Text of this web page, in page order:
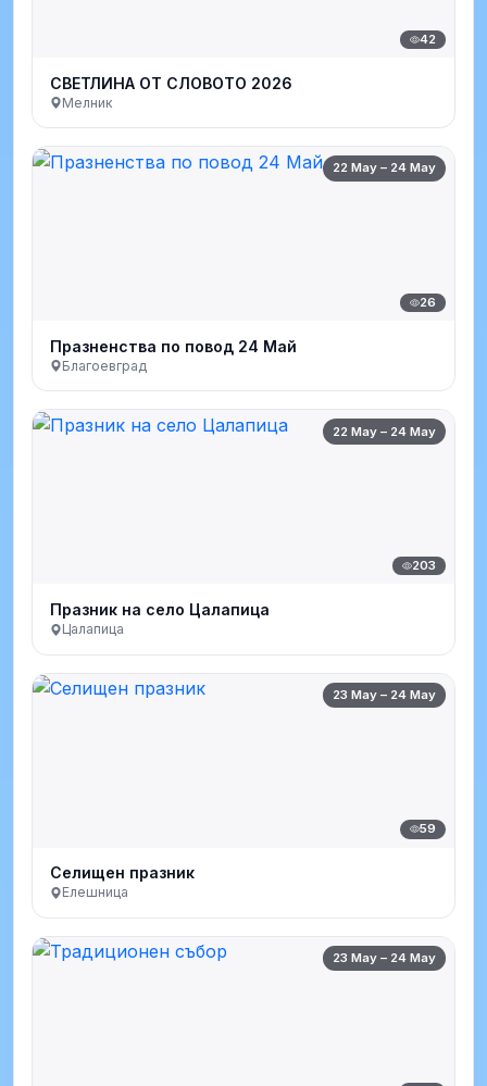
42
СВЕТЛИНА ОТ СЛОВОТО 2026
Мелник
22 May – 24 May
26
Празненства по повод 24 Май
Благоевград
22 May – 24 May
203
Празник на село Цалапица
Цалапица
23 May – 24 May
59
Селищен празник
Елешница
23 May – 24 May